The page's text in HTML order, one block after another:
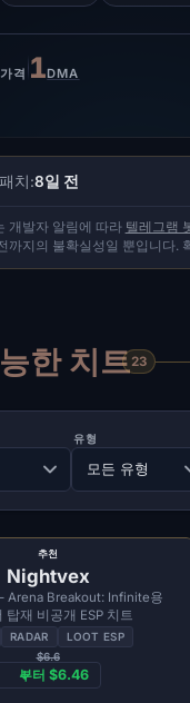
가격 1DMA
치:8일 전
개발자 알림에 따라 텔레그램
까지의 불확실성일 뿐입니다.
한 치트23
유형
추천
Nightvex
Breakout: Infinite용
탑재 비공개 ESP 치트
RADAR
LOOT ESP
$6.6
부터 $6.46